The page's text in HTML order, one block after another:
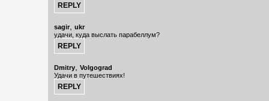
sagir, ukr
удачи, куда выслать парабеллум?
Dmitry, Volgograd
Удачи в путешествиях!